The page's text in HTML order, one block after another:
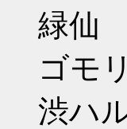
緑仙
ゴモ
渋ハ